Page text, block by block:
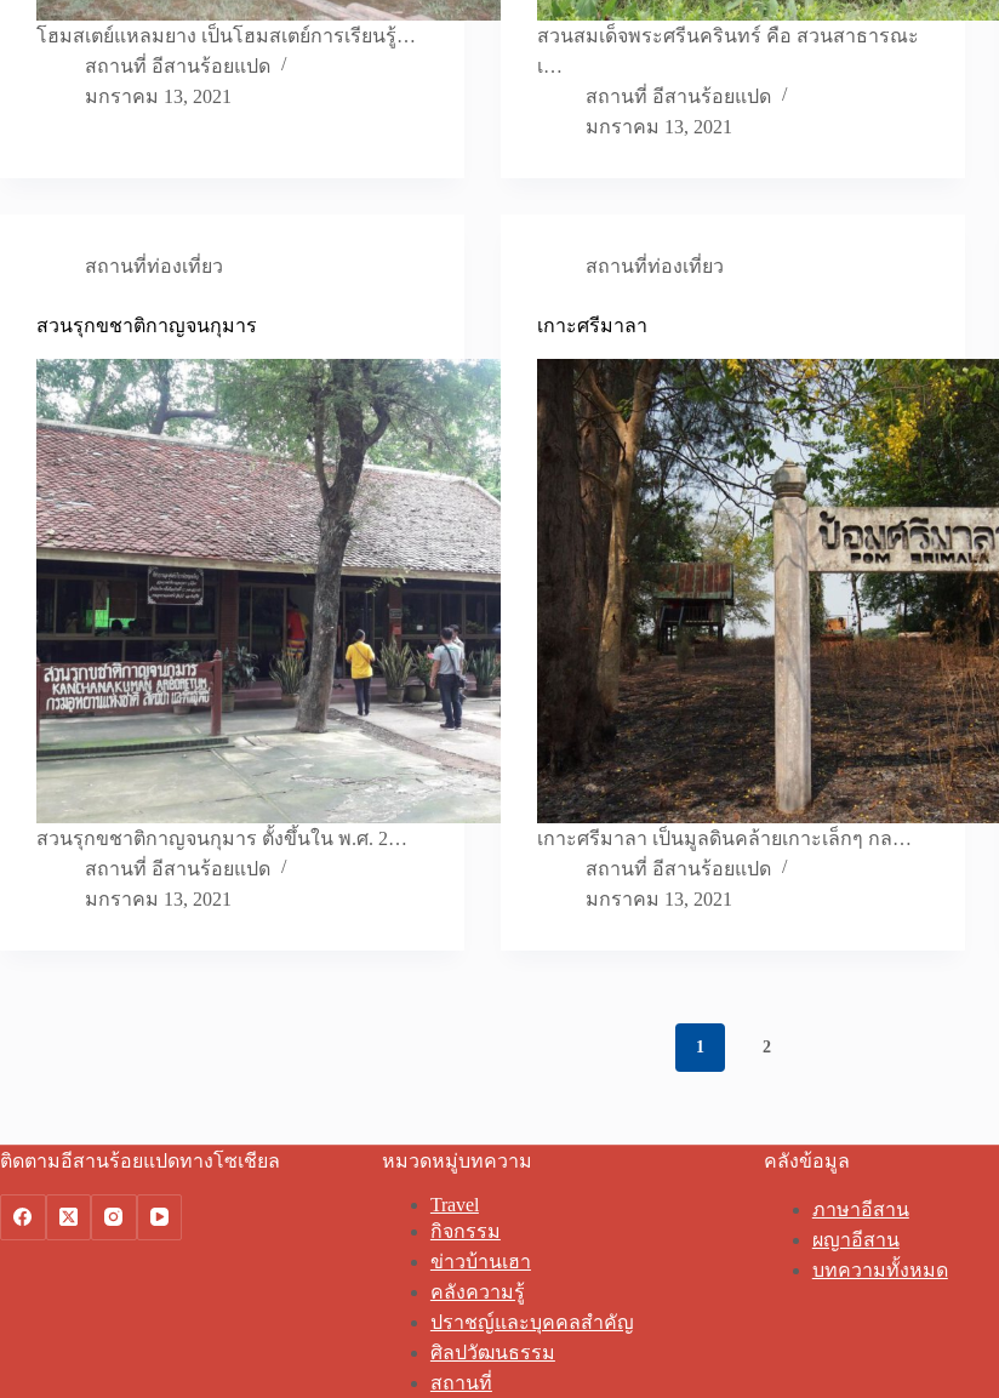
โฮมสเตย์แหลมยาง เป็นโฮมสเตย์การเรียนรู้…
สถานที่ อีสานร้อยแปด
มกราคม 13, 2021
สวนสมเด็จพระศรีนครินทร์ คือ สวนสาธารณะ
เ…
สถานที่ อีสานร้อยแปด
มกราคม 13, 2021
สถานที่ท่องเที่ยว
สวนรุกขชาติกาญจนกุมาร
สวนรุกขชาติกาญจนกุมาร ตั้งขึ้นใน พ.ศ. 2…
สถานที่ อีสานร้อยแปด
มกราคม 13, 2021
สถานที่ท่องเที่ยว
เกาะศรีมาลา
เกาะศรีมาลา เป็นมูลดินคล้ายเกาะเล็กๆ กล…
สถานที่ อีสานร้อยแปด
มกราคม 13, 2021
1 2
ติดตามอีสานร้อยแปดทางโซเชียล หมวดหมู่บทความ
Travel
กิจกรรม
ข่าวบ้านเฮา
คลังความรู้
ปราชญ์และบุคคลสำคัญ
ศิลปวัฒนธรรม
สถานที่
คลังข้อมูล
ภาษาอีสาน
ผญาอีสาน
บทความทั้งหมด